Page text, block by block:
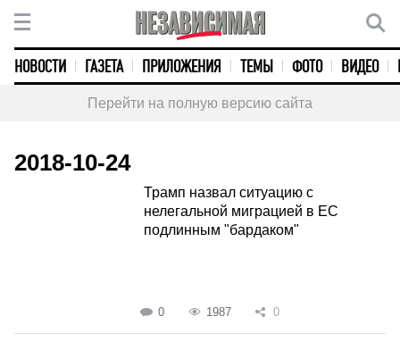
НОВОСТИ ГАЗЕТА ПРИЛОЖЕНИЯ ТЕМЫ ФОТО ВИДЕО
Перейти на полную версию сайта
2018-10-24
Трамп назвал ситуацию с
нелегальной миграцией в ЕС
подлинным "бардаком"
0 1987 0